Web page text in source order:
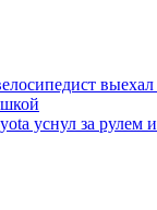
уснул за рулем и